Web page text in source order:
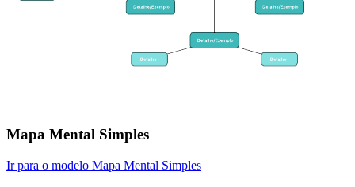
Mapa Mental Simples
Ir para o modelo Mapa Mental Simples